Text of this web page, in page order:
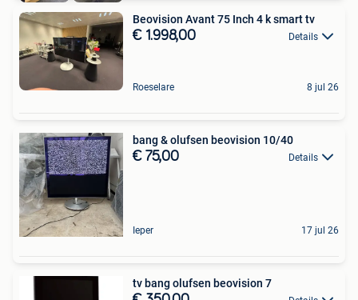
Beovision Avant 75 Inch 4 k smart tv
€ 1.998,00 Details
Roeselare 8 jul 26
bang & olufsen beovision 10/40
€ 75,00 Details
Ieper 17 jul 26
tv bang olufsen beovision 7